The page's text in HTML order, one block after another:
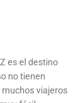
es el destino
no tienen
viajeros